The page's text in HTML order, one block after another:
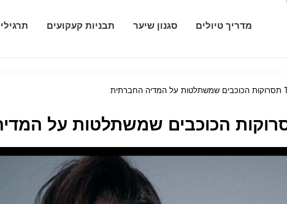
מדריך טיולים סגנון שיער תבניות קעקועים